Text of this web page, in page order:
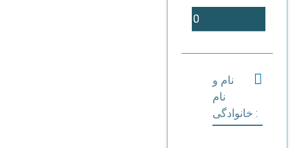
نام و
نام
خانوادگی :